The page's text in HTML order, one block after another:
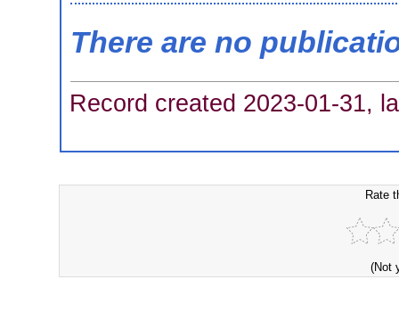
There are no
Record created 2023-01-31,
Rate
(Not